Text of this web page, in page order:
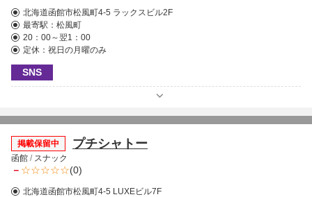
北海道函館市松風町4-5 ラックスビル2F
最寄駅： 松風町
20：00～翌1：00
定休：祝日の月曜のみ
SNS
掲載保留中 プチシャトー
函館 / スナック
－ (0)
北海道函館市松風町4-5 LUXEビル7F